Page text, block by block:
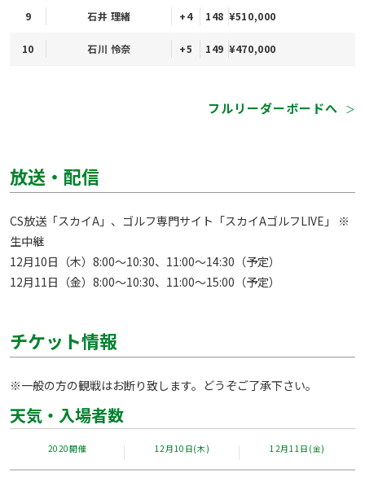
9 石井 理緒 +4 148 ¥510,000
10 石川 怜奈 +5 149 ¥470,000
フルリーダーボードへ ＞
放送・配信
CS放送「スカイA」、ゴルフ専門サイト「スカイAゴルフLIVE」 ※
生中継
12月10日（木）8:00～10:30、11:00～14:30（予定）
12月11日（金）8:00～10:30、11:00～15:00（予定）
チケット情報
※一般の方の観戦はお断り致します。どうぞご了承下さい。
天気・入場者数
2020開催 12月10日(木) 12月11日(金)